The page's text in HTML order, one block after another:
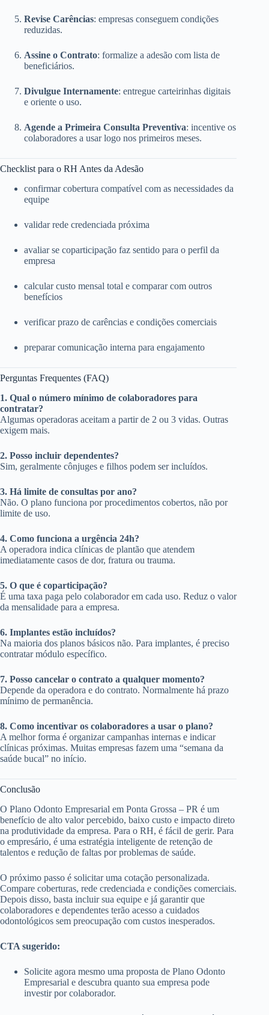
Revise Carências: empresas conseguem condições
reduzidas.
Assine o Contrato: formalize a adesão com lista de
beneficiários.
Divulgue Internamente: entregue carteirinhas digitais
e oriente o uso.
Agende a Primeira Consulta Preventiva: incentive os
colaboradores a usar logo nos primeiros meses.
Checklist para o RH Antes da Adesão
confirmar cobertura compatível com as necessidades da
equipe
validar rede credenciada próxima
avaliar se coparticipação faz sentido para o perfil da
empresa
calcular custo mensal total e comparar com outros
benefícios
verificar prazo de carências e condições comerciais
preparar comunicação interna para engajamento
Perguntas Frequentes (FAQ)
1. Qual o número mínimo de colaboradores para
contratar?
Algumas operadoras aceitam a partir de 2 ou 3 vidas. Outras
exigem mais.
2. Posso incluir dependentes?
Sim, geralmente cônjuges e filhos podem ser incluídos.
3. Há limite de consultas por ano?
Não. O plano funciona por procedimentos cobertos, não por
limite de uso.
4. Como funciona a urgência 24h?
A operadora indica clínicas de plantão que atendem
imediatamente casos de dor, fratura ou trauma.
5. O que é coparticipação?
É uma taxa paga pelo colaborador em cada uso. Reduz o valor
da mensalidade para a empresa.
6. Implantes estão incluídos?
Na maioria dos planos básicos não. Para implantes, é preciso
contratar módulo específico.
7. Posso cancelar o contrato a qualquer momento?
Depende da operadora e do contrato. Normalmente há prazo
mínimo de permanência.
8. Como incentivar os colaboradores a usar o plano?
A melhor forma é organizar campanhas internas e indicar
clínicas próximas. Muitas empresas fazem uma “semana da
saúde bucal” no início.
Conclusão
O Plano Odonto Empresarial em Ponta Grossa – PR é um
benefício de alto valor percebido, baixo custo e impacto direto
na produtividade da empresa. Para o RH, é fácil de gerir. Para
o empresário, é uma estratégia inteligente de retenção de
talentos e redução de faltas por problemas de saúde.
O próximo passo é solicitar uma cotação personalizada.
Compare coberturas, rede credenciada e condições comerciais.
Depois disso, basta incluir sua equipe e já garantir que
colaboradores e dependentes terão acesso a cuidados
odontológicos sem preocupação com custos inesperados.
CTA sugerido:
Solicite agora mesmo uma proposta de Plano Odonto
Empresarial e descubra quanto sua empresa pode
investir por colaborador.